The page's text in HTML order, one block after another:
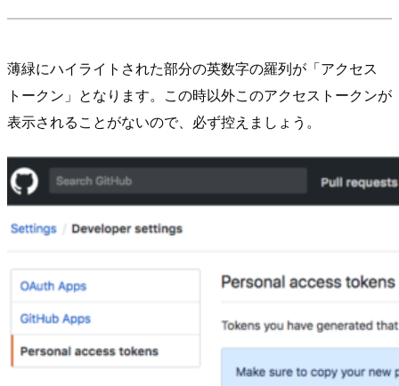
薄緑にハイライトされた部分の英数字の羅列が「アクセス
トークン」となります。この時以外このアクセストークンが
表示されることがないので、必ず控えましょう。